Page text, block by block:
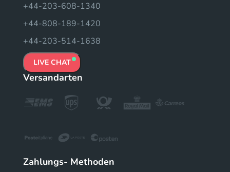
+44-203-608-1340
+44-808-189-1420
+44-203-514-1638
LIVE CHAT
Versandarten
Zahlungs- Methoden